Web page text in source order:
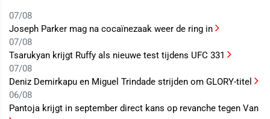
07/08
Joseph Parker mag na cocaïnezaak weer de ring in
07/08
Tsarukyan krijgt Ruffy als nieuwe test tijdens UFC 331
07/08
Deniz Demirkapu en Miguel Trindade strijden om GLORY-titel
06/08
Pantoja krijgt in september direct kans op revanche tegen Van